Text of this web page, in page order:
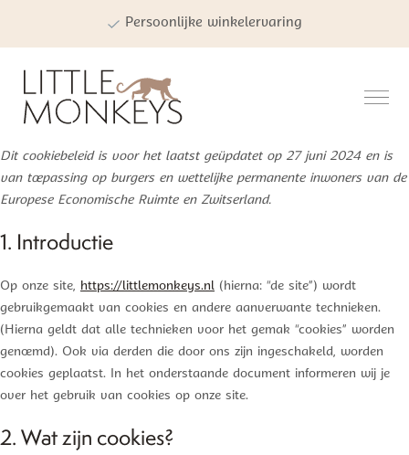
Kwaliteit | Veiligheid | Duurzaamheid
Dit cookiebeleid is voor het laatst geüpdatet op 27 juni 2024 en is
van toepassing op burgers en wettelijke permanente inwoners van de
Europese Economische Ruimte en Zwitserland.
1. Introductie
Op onze site, https://littlemonkeys.nl (hierna: “de site”) wordt
gebruikgemaakt van cookies en andere aanverwante technieken.
(Hierna geldt dat alle technieken voor het gemak “cookies” worden
genoemd). Ook via derden die door ons zijn ingeschakeld, worden
cookies geplaatst. In het onderstaande document informeren wij je
over het gebruik van cookies op onze site.
2. Wat zijn cookies?